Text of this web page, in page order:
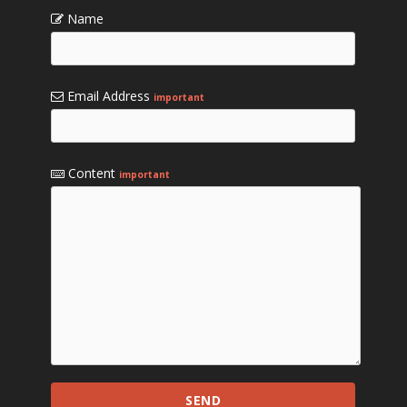
Name
Email Address important
Content important